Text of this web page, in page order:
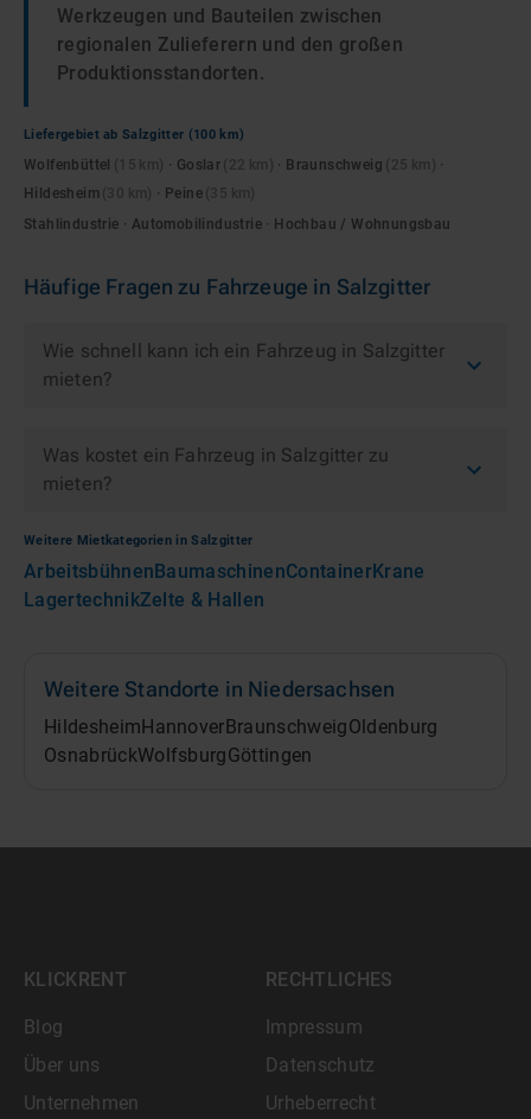
Werkzeugen und Bauteilen zwischen
regionalen Zulieferern und den großen
Produktionsstandorten.
Liefergebiet ab Salzgitter (100 km)
Wolfenbüttel · Goslar · Braunschweig
·
Hildesheim
· Peine
Stahlindustrie · Automobilindustrie · Hochbau / Wohnungsbau
Häufige Fragen zu Fahrzeuge in Salzgitter
Wie schnell kann ich ein Fahrzeug in Salzgitter
mieten?
Was kostet ein Fahrzeug in Salzgitter zu
mieten?
Weitere Mietkategorien in Salzgitter
ArbeitsbühnenBaumaschinenContainerKrane
LagertechnikZelte & Hallen
Weitere Standorte in Niedersachsen
Hildesheim Hannover BraunschweigOldenburg
OsnabrückWolfsburgGöttingen
KLICKRENT
Blog
Über uns
Unternehmen
RECHTLICHES
Impressum
Datenschutz
Urheberrecht